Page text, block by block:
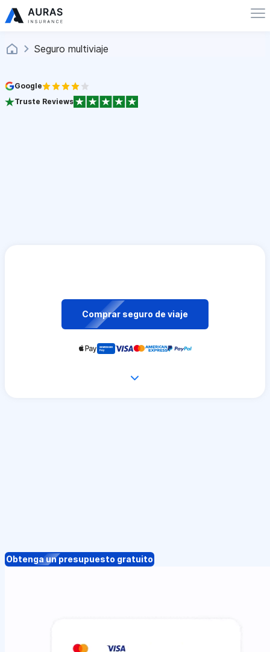
Seguro multiviaje
Google
Truste Reviews
Comprar seguro de viaje
Obtenga un presupuesto gratuito